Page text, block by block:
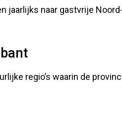
jaarlijks naar gastvrije Noord-
regio’s waarin de